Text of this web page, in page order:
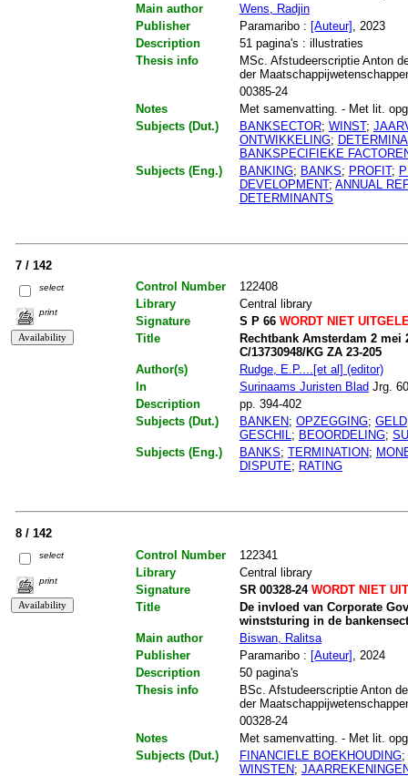
Main author
Wens, Radjin
Publisher
Paramaribo : [Auteur] , 2023
Description
51 pagina's : illustraties
Thesis info
MSc. Afstudeerscriptie Anton
der
00385-24
Notes
Met samenvatting. - Met lit.
Subjects (Dut.)
BANKSECTOR; WINST;
ONTWIKKELING;
BANKSPECIFIEKE
Subjects (Eng.)
BANKING; BANKS; PROFIT;
DEVELOPMENT; ANNUAL
DETERMINANTS
7 / 142
select
print
Control Number
122408
Library
Central library
Signature
S P 66WORDT NIET
Title
Rechtbank Amsterdam 2 mei
C/13730948/KG ZA 23-205
Author(s)
Rudge, E.P....[et al] (editor)
In
Surinaams Juristen Blad Jrg.
Description
pp. 394-402
Subjects (Dut.)
BANKEN; OPZEGGING; GELD
GESCHIL; BEOORDELING;
Subjects (Eng.)
BANKS; TERMINATION;
DISPUTE; RATING
8 / 142
select
print
Control Number
122341
Library
Central library
Signature
SR 00328-24WORDT NIET
Title
De invloed van Corporate
winststuring in de
Main author
Biswan, Ralitsa
Publisher
Paramaribo : [Auteur] , 2024
Description
50 pagina's
Thesis info
BSc. Afstudeerscriptie Anton
der
00328-24
Notes
Met samenvatting. - Met lit.
Subjects (Dut.)
FINANCIELE BOEKHOUDING;
WINSTEN;